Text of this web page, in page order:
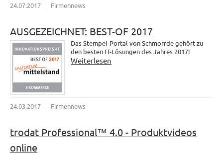
24.07.2017 Firmennews
AUSGEZEICHNET: BEST-OF 2017
Das Stempel-Portal von Schmorrde gehört zu
den besten IT-Lösungen des Jahres 2017!
Weiterlesen
24.03.2017 Firmennews
trodat Professional™ 4.0 - Produktvideos
online